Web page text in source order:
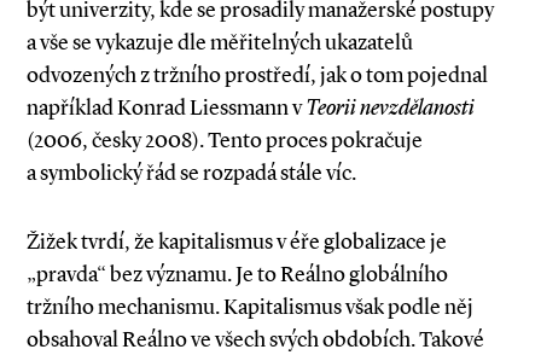
být univerzity, kde se prosadily manažerské postupy
a vše se vykazuje dle měřitelných ukazatelů
odvozených z tržního prostředí, jak o tom pojednal
například Konrad Liessmann vTeorii nevzdělanosti
(2006, česky 2008). Tento proces pokračuje
a symbolický řád se rozpadá stále víc.
Žižek tvrdí, že kapitalismus v éře globalizace je
„pravda“ bez významu. Je to Reálno globálního
tržního mechanismu. Kapitalismus však podle něj
obsahoval Reálno ve všech svých obdobích. Takové